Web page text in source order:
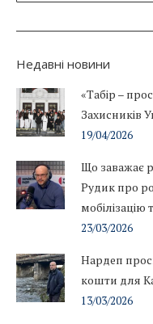
Недавні новини
«Табір –
Захисників
19/04/2026
Що заважає
Рудик про
мобілізацію
23/03/2026
Нардеп
кошти для
13/03/2026